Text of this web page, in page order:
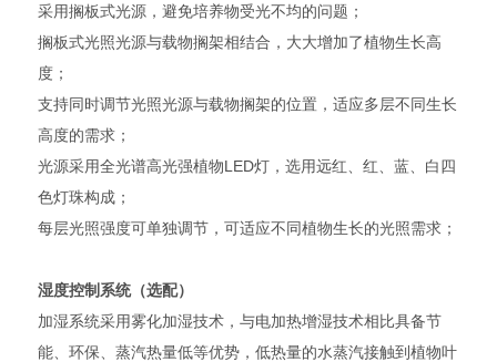
采用搁板式光源，避免培养物受光不均的问题；
搁板式光照光源与载物搁架相结合，大大增加了植物生长高
度；
支持同时调节光照光源与载物搁架的位置，适应多层不同生长
高度的需求；
光源采用全光谱高光强植物LED灯，选用远红、红、蓝、白四
色灯珠构成；
每层光照强度可单独调节，可适应不同植物生长的光照需求；
湿度控制系统（选配）
加湿系统采用雾化加湿技术，与电加热增湿技术相比具备节
能、环保、蒸汽热量低等优势，低热量的水蒸汽接触到植物叶